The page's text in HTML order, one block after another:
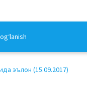
эълон (15.09.2017)